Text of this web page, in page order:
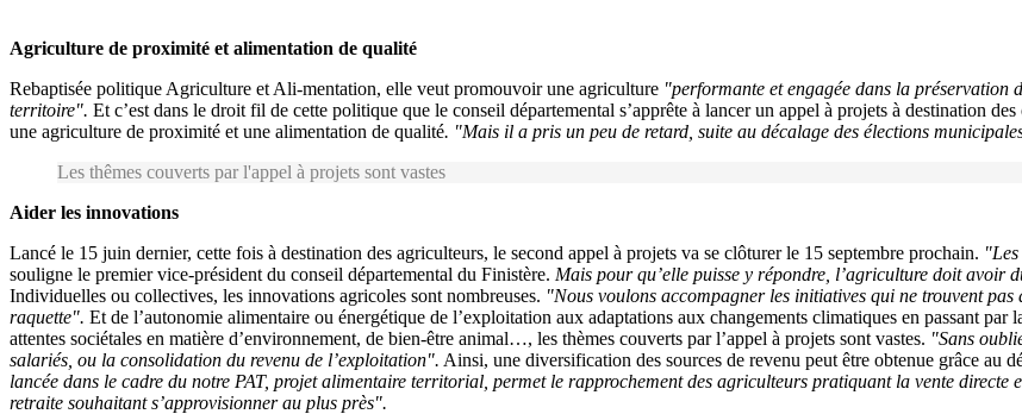
Agriculture de proximité et alimentation de qualité
Rebaptisée politique Agriculture et Ali-mentation, elle veut promouvoir une agriculture "performante et engagée dans la préservation
territoire". Et c’est dans le droit fil de cette politique que le conseil départemental s’apprête à lancer un appel à projets à destination
une agriculture de proximité et une alimentation de qualité. "Mais il a pris un peu de retard, suite au décalage des élections
Les thêmes couverts par l'appel à projets sont vastes
Aider les innovations
Lancé le 15 juin dernier, cette fois à destination des agriculteurs, le second appel à projets va se clôturer le 15 septembre prochain.
souligne le premier vice-président du conseil départemental du Finistère. Mais pour qu’elle puisse y répondre, l’agriculture doit avoir
Individuelles ou collectives, les innovations agricoles sont nombreuses. "Nous voulons accompagner les initiatives qui ne trouvent pas
raquette". Et de l’autonomie alimentaire ou énergétique de l’exploitation aux adaptations aux changements climatiques en passant par
attentes sociétales en matière d’environnement, de bien-être animal…, les thèmes couverts par l’appel à projets sont vastes. "Sans
salariés, ou la consolidation du revenu de l’exploitation". Ainsi, une diversification des sources de revenu peut être obtenue grâce au
lancée dans le cadre du notre PAT, projet alimentaire territorial, permet le rapprochement des agriculteurs pratiquant la vente directe
retraite souhaitant s’approvisionner au plus près".